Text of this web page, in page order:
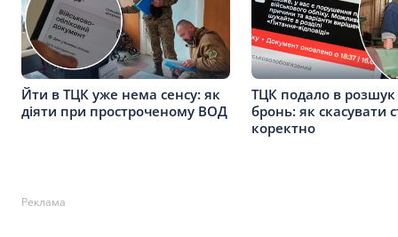
Йти в ТЦК уже нема сенсу: як
діяти при простроченому ВОД
ТЦК подало в
бронь: як скасувати
коректно
Реклама